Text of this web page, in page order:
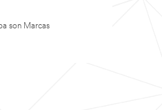
son Marcas